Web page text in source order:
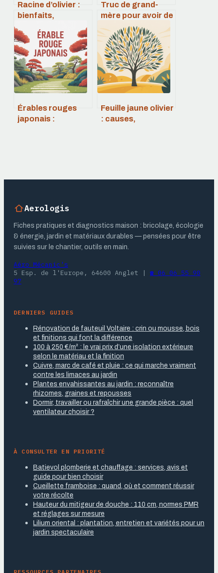
Racine d’olivier :
bienfaits,
précautions
essentielles
Truc de grand-
mère pour avoir de
belles tomates : le
guide complet
Érables rouges
japonais :
Feuille jaune olivier
: causes,
Aerologis
Fiches pratiques et diagnostics maison : bricolage, écologie
& énergie, jardin et matériaux durables — pensées pour être
suivies sur le chantier, outils en main.
Aéro Mécanic's
5 Esp. de l'Europe, 64600 Anglet | ☎ 06 06 55 90
97
DERNIERS GUIDES
Rénovation de fauteuil Voltaire : crin ou mousse, bois
et finitions qui font la différence
100 à 250 €/m² : le vrai prix d’une isolation extérieure
selon le matériau et la finition
Cuivre, marc de café et pluie : ce qui marche vraiment
contre les limaces au jardin
Plantes envahissantes au jardin : reconnaître
rhizomes, graines et repousses
Dormir, travailler ou rafraîchir une grande pièce : quel
ventilateur choisir ?
À CONSULTER EN PRIORITÉ
Batievol plomberie et chauffage : services, avis et
guide pour bien choisir
Cueillette framboise : quand, où et comment réussir
votre récolte
Hauteur du mitigeur de douche : 110 cm, normes PMR
et réglages sur mesure
Lilium oriental : plantation, entretien et variétés pour un
jardin spectaculaire